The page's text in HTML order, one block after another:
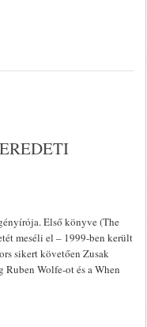
Első könyve (The
meséli el – 1999-ben került
sikert követően Zusak
Wolfe-ot és a When